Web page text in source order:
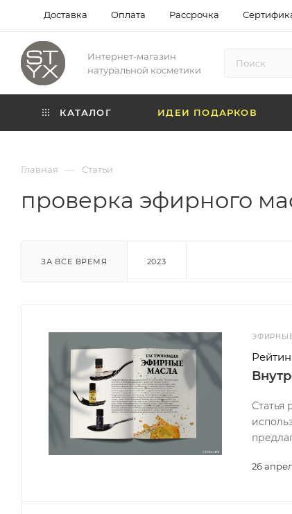
Доставка Оплата Рассрочка
Интернет-магазин
натуральной косметики
КАТАЛОГ ИДЕИ ПОДАРКОВ
Главная — Статьи
проверка эфирного
ЗА ВСЕ ВРЕМЯ 2023
26
Статья